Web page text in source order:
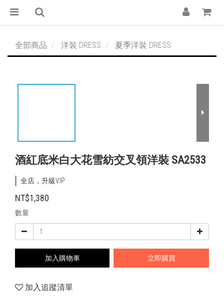
全部商品 洋裝 DRESS 夏季洋裝 DRESS
酒紅底米白大花雪紡交叉領洋裝 SA2533
全店，升級VIP
NT$1,380
數量
加入購物車 立即購買
加入追蹤清單